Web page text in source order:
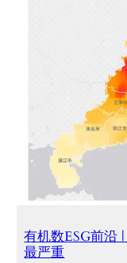
有机数ESG前沿
最严重